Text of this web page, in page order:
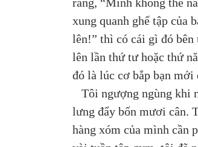
xung quanh ghế tập của
lên!” thì có cái gì đó bên
lên lần thứ tư hoặc thứ
đó là lúc cơ bắp bạn mới
Tôi ngượng ngùng khi
lưng đẩy bốn mươi cân.
hàng xóm của mình cần